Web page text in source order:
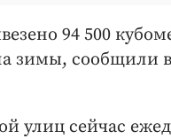
94 500
зимы, сообщили
улиц сейчас